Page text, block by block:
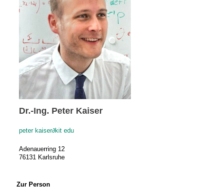
Dr.-Ing. Peter Kaiser
peter kaiser∂kit edu
Adenauerring 12
76131 Karlsruhe
Zur Person